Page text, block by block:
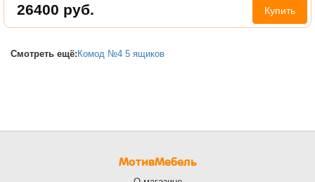
26400 руб. Купить
Смотреть ещё: Комод №4 5 ящиков
МотивМебель